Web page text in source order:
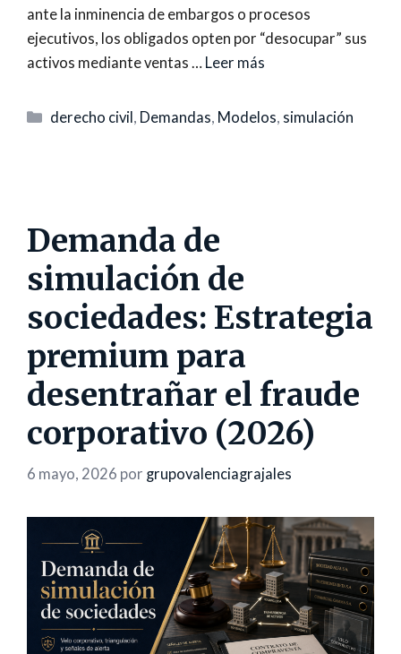
ante la inminencia de embargos o procesos
ejecutivos, los obligados opten por “desocupar” sus
activos mediante ventas … Leer más
Categorías
derecho civil, Demandas, Modelos, simulación
Demanda de
simulación de
sociedades: Estrategia
premium para
desentrañar el fraude
corporativo (2026)
6 mayo, 2026 por grupovalenciagrajales